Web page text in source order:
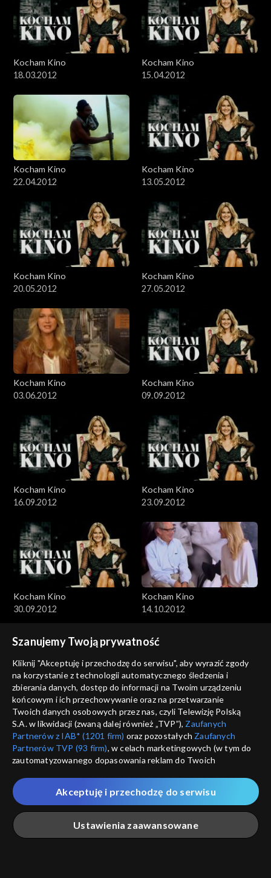
Kocham Kino
18.03.2012
Kocham Kino
15.04.2012
Kocham Kino
22.04.2012
Kocham Kino
13.05.2012
Kocham Kino
20.05.2012
Kocham Kino
27.05.2012
Kocham Kino
03.06.2012
Kocham Kino
09.09.2012
Kocham Kino
16.09.2012
Kocham Kino
23.09.2012
Kocham Kino
30.09.2012
Kocham Kino
14.10.2012
Kocham Kino
21.10.2012
Kocham Kino
28.10.2012
Kocham Kino
04.11.2012
Kocham Kino
18.11.2012
Szanujemy Twoją prywatność
Kliknij "Akceptuję i przechodzę do serwisu", aby wyrazić zgody
na korzystanie z technologii automatycznego śledzenia i
zbierania danych, dostęp do informacji na Twoim urządzeniu
końcowym i ich przechowywanie oraz na przetwarzanie
Twoich danych osobowych przez nas, czyli Telewizję Polską
S.A. w likwidacji (zwaną dalej również „TVP”), Zaufanych
Partnerów z IAB* (1201 firm) oraz pozostałych Zaufanych
Partnerów TVP (93 firm), w celach marketingowych (w tym do
zautomatyzowanego dopasowania reklam do Twoich
które wskazujemy poniżej, a także zgody na udostępnianie
przez nas identyfikatora PPID do Google.
Twoje dane osobowe zbierane podczas odwiedzania przez
Ciebie naszych
poszczególnych serwisówzwanych dalej
„Portalem”, w tym informacje zapisywane za pomocą
Ustawienia zaawansowane
Akceptuję i przechodzę do serwisu